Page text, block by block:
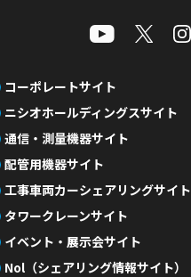
コーポレートサイト
ニシオホールディングスサイト
通信・測量機器サイト
配管用機器サイト
工事車両カーシェアリングサイト
タワークレーンサイト
イベント・展示会サイト
Nol（シェアリング情報サイト）